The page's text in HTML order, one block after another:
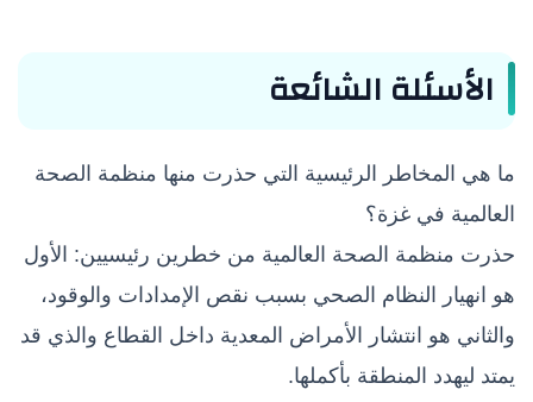
الأسئلة الشائعة
ما هي المخاطر الرئيسية التي حذرت منها منظمة الصحة
العالمية في غزة؟
حذرت منظمة الصحة العالمية من خطرين رئيسيين: الأول
هو انهيار النظام الصحي بسبب نقص الإمدادات والوقود،
والثاني هو انتشار الأمراض المعدية داخل القطاع والذي قد
يمتد ليهدد المنطقة بأكملها.